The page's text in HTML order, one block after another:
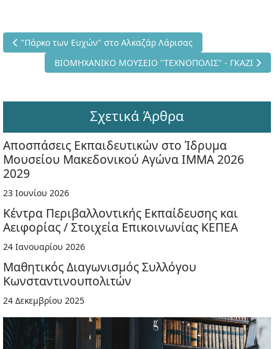
Προηγούμενο άρθρο: "Πάρκο των Ευχών" στο Αλκαζάρ Λάρισας
"Πάρκο των Ευχών" στο Αλκαζάρ Λάρισας
Επόμενο άρθρο: ΒΙΟΜΗΧΑΝΙΚΟ ΜΟΥΣΕΙΟ
ΒΙΟΜΗΧΑΝΙΚΟ ΜΟΥΣΕΙΟ "ΤΕΧΝΟΠΟΛΙΣ" - ΓΚΑΖΙ
Σχετικά Άρθρα
Αποσπάσεις Εκπαιδευτικών στο Ίδρυμα
Μουσείου Μακεδονικού Αγώνα ΙΜΜΑ 2026
2029
23 Ιουνίου 2026
Κέντρα Περιβαλλοντικής Εκπαίδευσης και
Αειφορίας / Στοιχεία Επικοινωνίας ΚΕΠΕΑ
24 Ιανουαρίου 2026
Μαθητικός Διαγωνισμός Συλλόγου
Κωνσταντινουπολιτών
24 Δεκεμβρίου 2025